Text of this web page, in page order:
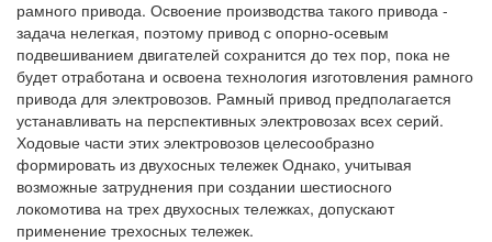
рамного привода. Освоение производства такого привода -
задача нелегкая, поэтому привод с опорно-осевым
подвешиванием двигателей сохранится до тех пор, пока не
будет отработана и освоена технология изготовления рамного
привода для электровозов. Рамный привод предполагается
устанавливать на перспективных электровозах всех серий.
Ходовые части этих электровозов целесообразно
формировать из двухосных тележек Однако, учитывая
возможные затруднения при создании шестиосного
локомотива на трех двухосных тележках, допускают
применение трехосных тележек.